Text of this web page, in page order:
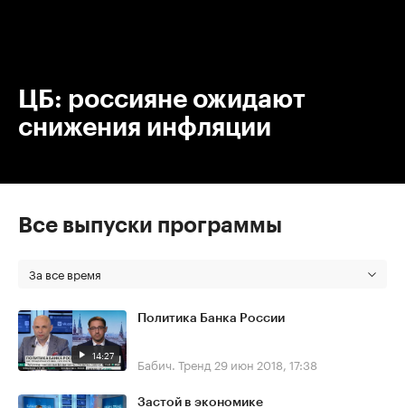
ЦБ: россияне ожидают
снижения инфляции
Все выпуски программы
За все время
14:27
Политика Банка России
Бабич. Тренд 29 июн 2018, 17:38
Застой в экономике